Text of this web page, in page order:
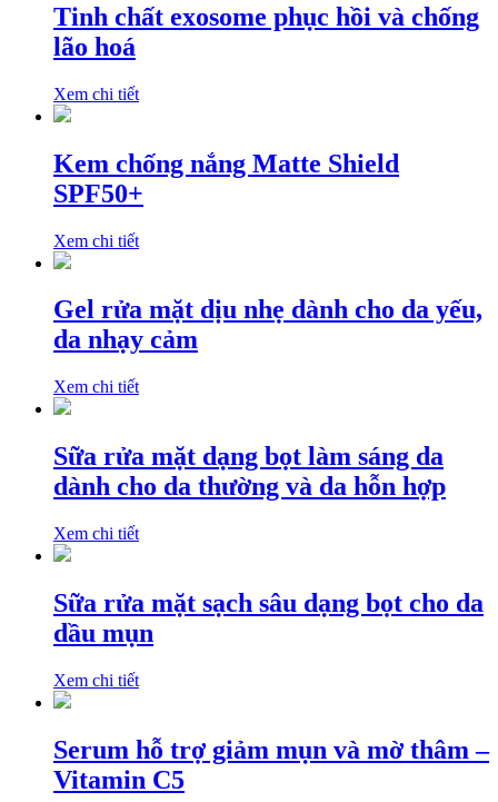
Tinh chất exosome phục hồi và chống
lão hoá
Xem chi tiết
Kem chống nắng Matte Shield
SPF50+
Xem chi tiết
Gel rửa mặt dịu nhẹ dành cho da yếu,
da nhạy cảm
Xem chi tiết
Sữa rửa mặt dạng bọt làm sáng da
dành cho da thường và da hỗn hợp
Xem chi tiết
Sữa rửa mặt sạch sâu dạng bọt cho da
dầu mụn
Xem chi tiết
Serum hỗ trợ giảm mụn và mờ thâm –
Vitamin C5